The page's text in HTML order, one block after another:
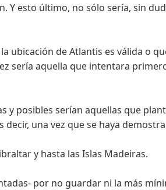
esto último, no sólo sería, sin
ubicación de Atlantis es válida o
sería aquella que intentara
y posibles serían aquellas que
una vez que se haya
y hasta las Islas Madeiras.
por no guardar ni la más